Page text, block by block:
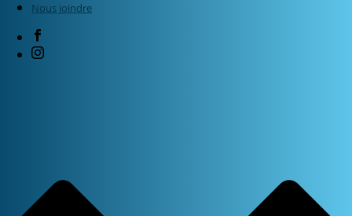
Nous joindre